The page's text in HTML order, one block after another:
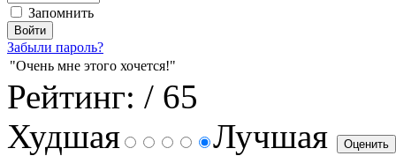
Запомнить
Забыли пароль?
"Очень мне этого хочется!"
Рейтинг: / 65
Худшая
Лучшая